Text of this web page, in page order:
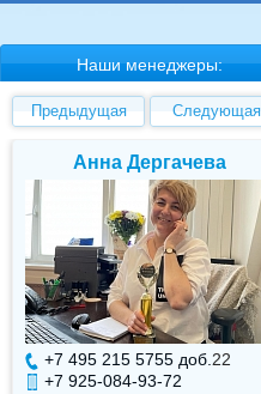
Наши менеджеры:
Предыдущая Следующая
Анна Дергачева
+7 495 215 5755 доб. 22
+7 925-084-93-72